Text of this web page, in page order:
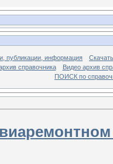
публикации, информация
справочника
Видео архив
ПОИСК по